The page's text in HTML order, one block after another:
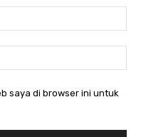
saya di browser ini untuk